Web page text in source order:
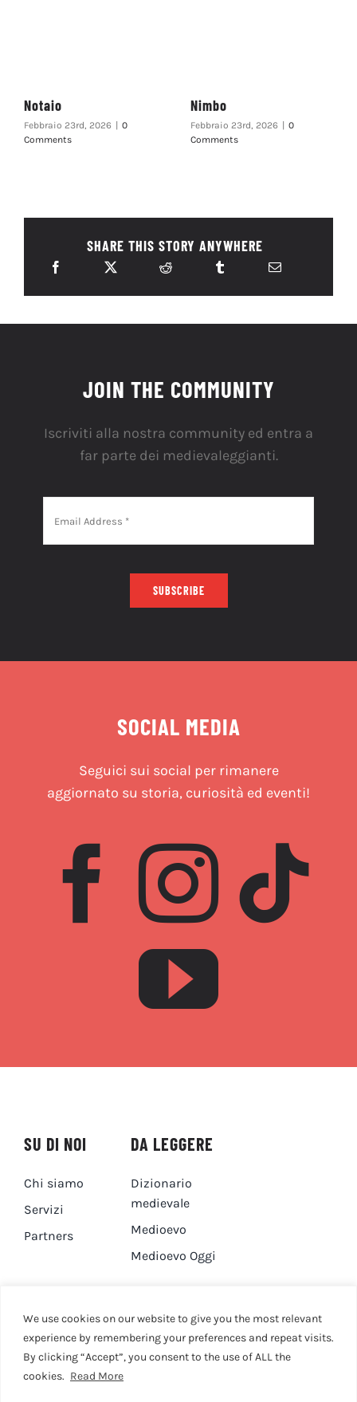
We use cookies on our website to give you the most relevant
experience by remembering your preferences and repeat visits.
By clicking “Accept”, you consent to the use of ALL the
cookies. Read More
Notaio
Febbraio 23rd, 2026
0
Comments
Nimbo
Febbraio 23rd, 2026
0
Comments
SHARE THIS STORY ANYWHERE
JOIN THE COMMUNITY
Iscriviti alla nostra community ed entra a
far parte dei medievaleggianti.
SUBSCRIBE
SOCIAL MEDIA
Seguici sui social per rimanere
aggiornato su storia, curiosità ed eventi!
SU DI NOI
Chi siamo
Servizi
Partners
DA LEGGERE
Dizionario
medievale
Medioevo
Medioevo Oggi
DA GUARDARE
Canale YouTube
CONTATTI
Contatti